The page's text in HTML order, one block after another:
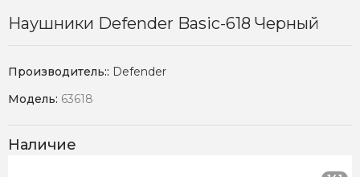
Наушники Defender Basic-618 Черный
Производитель:: Defender
Модель: 63618
Наличие